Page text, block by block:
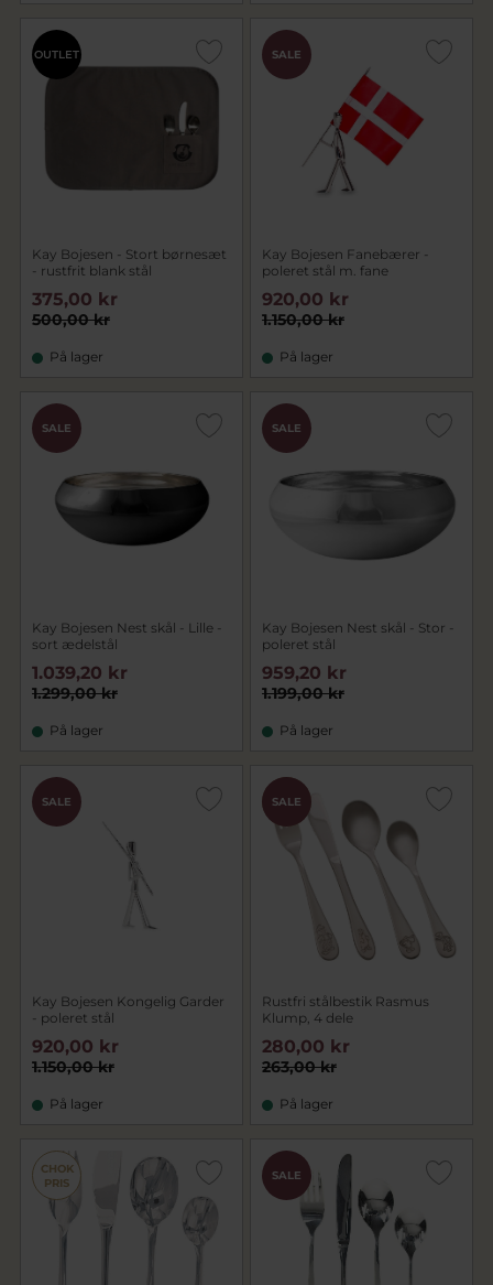
OUTLET
Kay Bojesen - Stort børnesæt
- rustfrit blank stål
500,00 kr
375,00 kr
På lager
SALE
Kay Bojesen Fanebærer -
poleret stål m. fane
1.150,00 kr
920,00 kr
På lager
SALE
Kay Bojesen Nest skål - Lille -
sort ædelstål
1.299,00 kr
1.039,20 kr
På lager
SALE
Kay Bojesen Nest skål - Stor -
poleret stål
1.199,00 kr
959,20 kr
På lager
SALE
Kay Bojesen Kongelig Garder
- poleret stål
1.150,00 kr
920,00 kr
På lager
PRIS
SALE
Rustfri stålbestik Rasmus
Klump, 4 dele
263,00 kr
280,00 kr
På lager
CHOK
PRIS
SALE